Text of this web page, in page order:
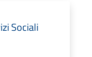
Sociali